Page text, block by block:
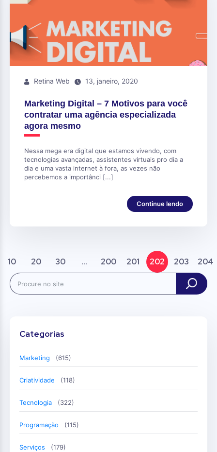
Retina Web 13, janeiro, 2020
Marketing Digital – 7 Motivos para você
contratar uma agência especializada
agora mesmo
Nessa mega era digital que estamos vivendo, com
tecnologias avançadas, assistentes virtuais pro dia a
dia e uma vasta internet à fora, as vezes não
percebemos a importânci [...]
Continue lendo
10 20 30 ... 200 201 202 203 204
Search
Categorias
Marketing (615)
Criatividade (118)
Tecnologia (322)
Programação (115)
Serviços (179)